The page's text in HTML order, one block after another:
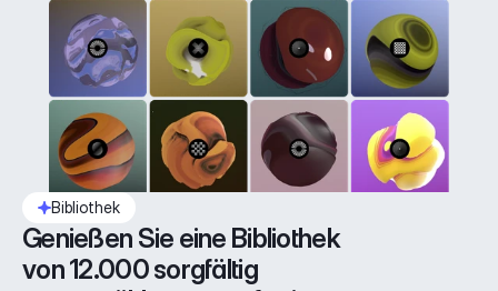
Bibliothek
Genießen Sie eine Bibliothek
von 12.000 sorgfältig